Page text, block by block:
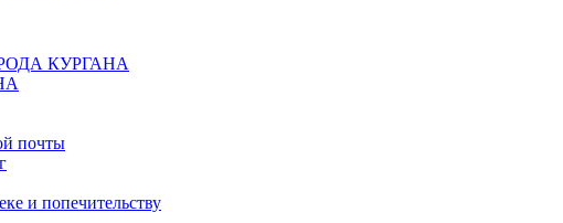
КУРГАНА
почты
и попечительству